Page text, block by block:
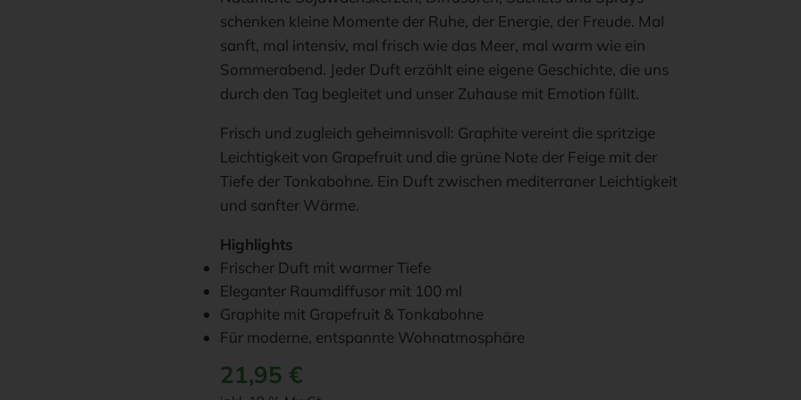
schenken kleine Momente der Ruhe, der Energie, der Freude. Mal
sanft, mal intensiv, mal frisch wie das Meer, mal warm wie ein
Sommerabend. Jeder Duft erzählt eine eigene Geschichte, die uns
durch den Tag begleitet und unser Zuhause mit Emotion füllt.
Frisch und zugleich geheimnisvoll: Graphite vereint die spritzige
Leichtigkeit von Grapefruit und die grüne Note der Feige mit der
Tiefe der Tonkabohne. Ein Duft zwischen mediterraner Leichtigkeit
und sanfter Wärme.
Highlights
Frischer Duft mit warmer Tiefe
Eleganter Raumdiffusor mit 100 ml
Graphite mit Grapefruit & Tonkabohne
Für moderne, entspannte Wohnatmosphäre
21,95 €